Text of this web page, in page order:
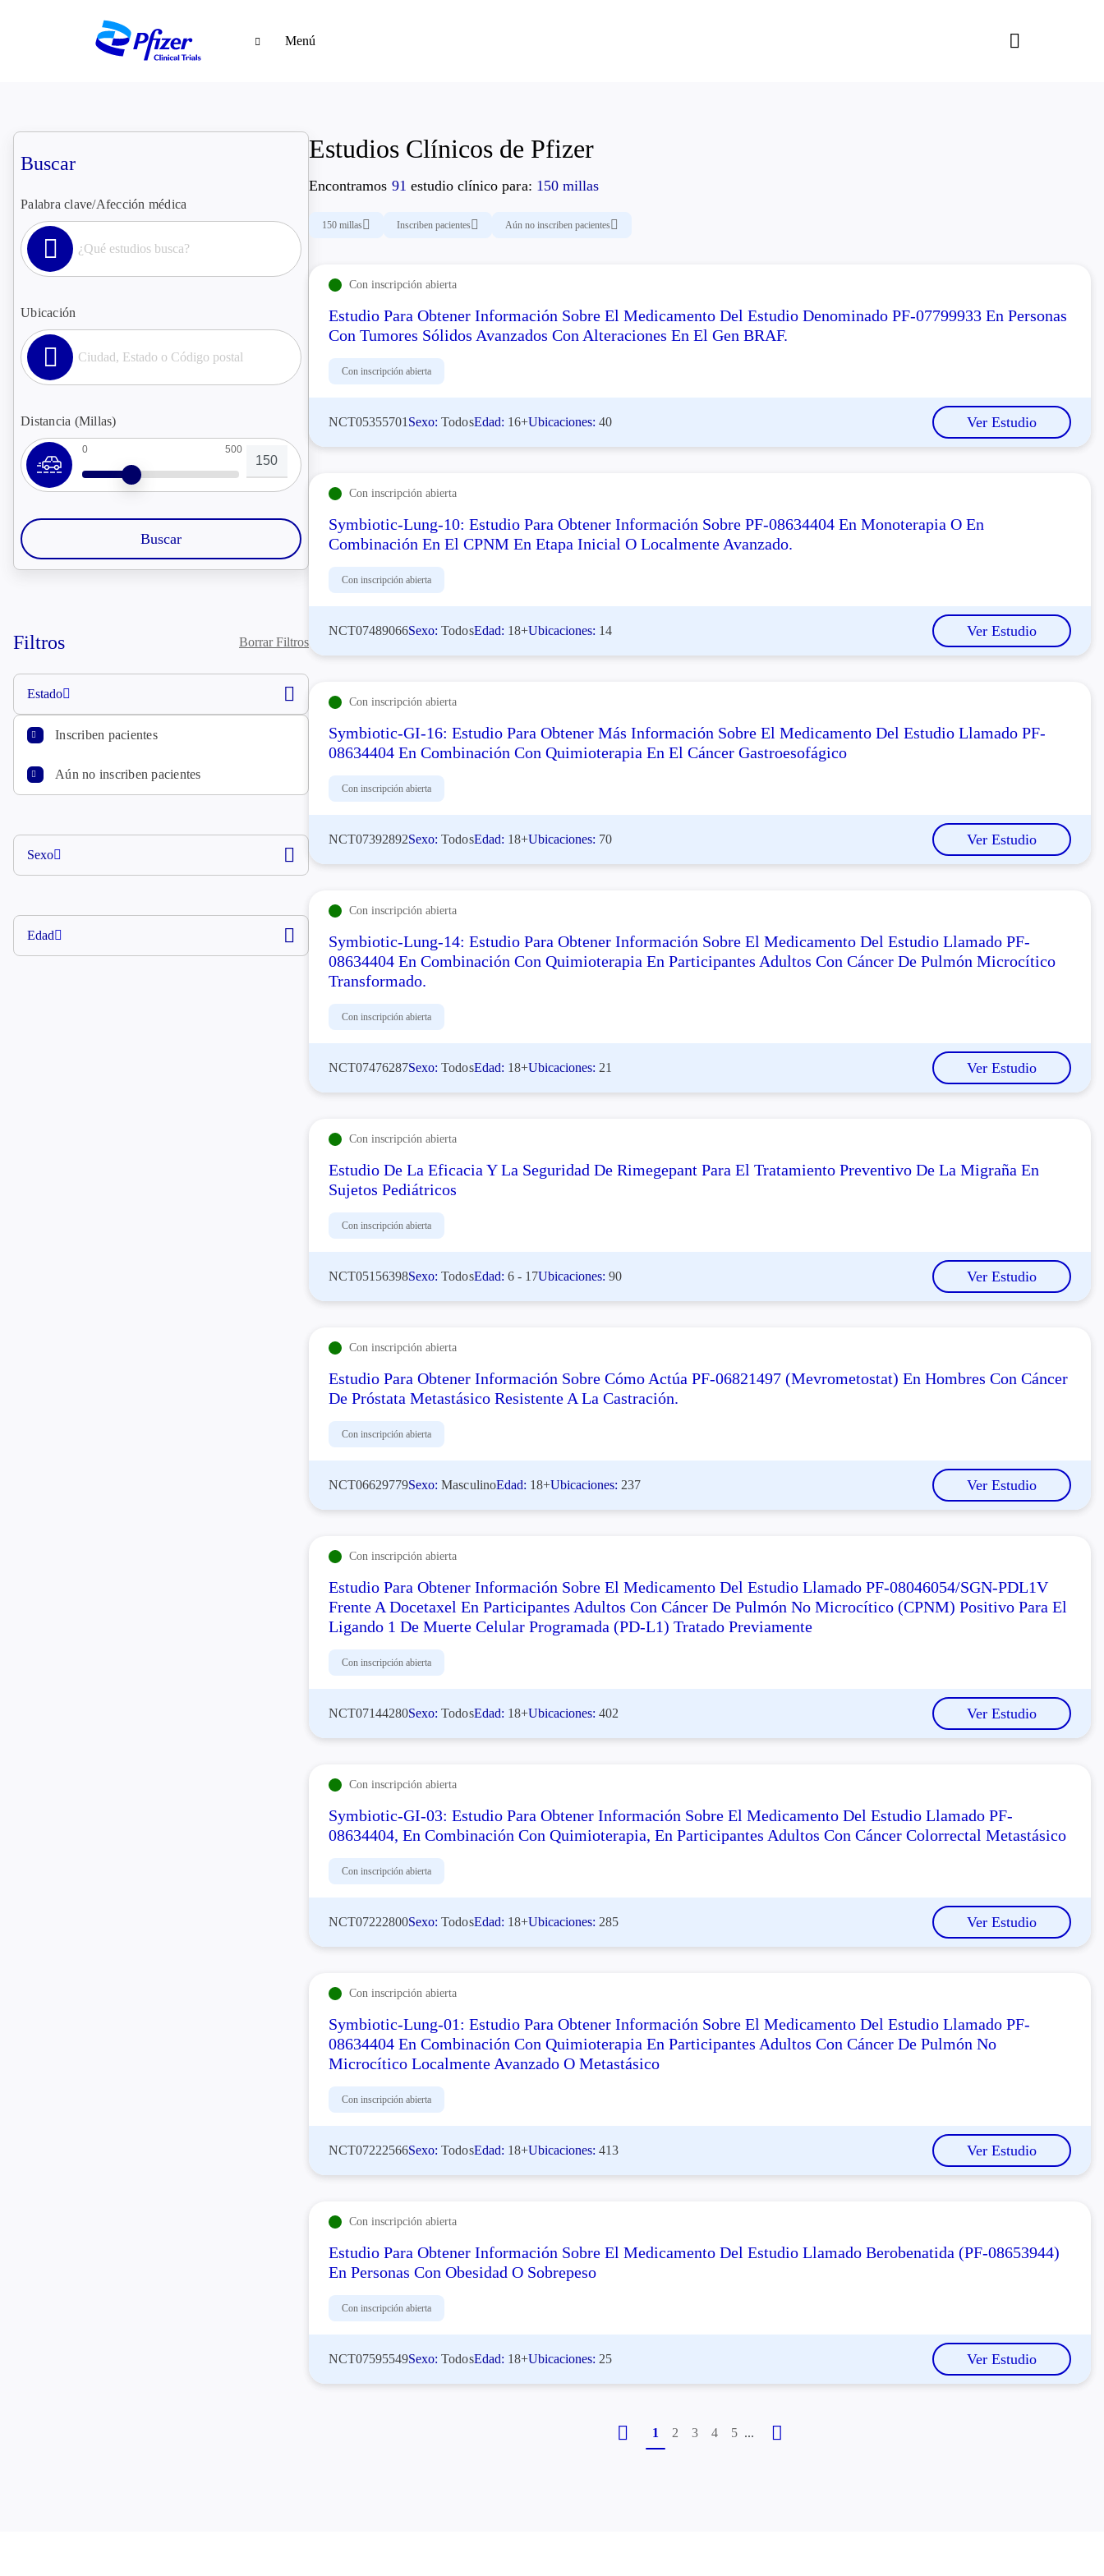
Menú
Buscar
Palabra clave/Afección médica
Ubicación
Distancia (Millas)
0 500
Filtros Borrar Filtros
Estado
Inscriben pacientes
Aún no inscriben pacientes
Sexo
Edad
Estudios Clínicos de Pfizer
Encontramos 91 estudio clínico para: 150 millas
150 millas Inscriben pacientes Aún no inscriben pacientes
Con inscripción abierta
Estudio Para Obtener Información Sobre El Medicamento Del Estudio Denominado PF-07799933 En Personas
Con Tumores Sólidos Avanzados Con Alteraciones En El Gen BRAF.
Con inscripción abierta
NCT05355701 Sexo:TodosEdad: 16+Ubicaciones:40 Ver Estudio
Con inscripción abierta
Symbiotic-Lung-10: Estudio Para Obtener Información Sobre PF-08634404 En Monoterapia O En
Combinación En El CPNM En Etapa Inicial O Localmente Avanzado.
Con inscripción abierta
NCT07489066Sexo:TodosEdad: 18+Ubicaciones: 14 Ver Estudio
Con inscripción abierta
Symbiotic-GI-16: Estudio Para Obtener Más Información Sobre El Medicamento Del Estudio Llamado PF-
08634404 En Combinación Con Quimioterapia En El Cáncer Gastroesofágico
Con inscripción abierta
NCT07392892Sexo:TodosEdad: 18+Ubicaciones: 70 Ver Estudio
Con inscripción abierta
Symbiotic-Lung-14: Estudio Para Obtener Información Sobre El Medicamento Del Estudio Llamado PF-
08634404 En Combinación Con Quimioterapia En Participantes Adultos Con Cáncer De Pulmón Microcítico
Transformado.
Con inscripción abierta
NCT07476287Sexo:TodosEdad: 18+Ubicaciones: 21 Ver Estudio
Con inscripción abierta
Estudio De La Eficacia Y La Seguridad De Rimegepant Para El Tratamiento Preventivo De La Migraña En
Sujetos Pediátricos
Con inscripción abierta
NCT05156398Sexo:TodosEdad: 6 - 17Ubicaciones:90 Ver Estudio
Con inscripción abierta
Estudio Para Obtener Información Sobre Cómo Actúa PF-06821497 (mevrometostat) En Hombres Con Cáncer
De Próstata Metastásico Resistente A La Castración.
Con inscripción abierta
NCT06629779Sexo:MasculinoEdad: 18+Ubicaciones: 237 Ver Estudio
Con inscripción abierta
Estudio Para Obtener Información Sobre El Medicamento Del Estudio Llamado PF-08046054/SGN-PDL1V
Frente A Docetaxel En Participantes Adultos Con Cáncer De Pulmón No Microcítico (CPNM) Positivo Para El
Ligando 1 De Muerte Celular Programada (PD-L1) Tratado Previamente
Con inscripción abierta
NCT07144280Sexo:TodosEdad: 18+Ubicaciones:402 Ver Estudio
Con inscripción abierta
Symbiotic-GI-03: Estudio Para Obtener Información Sobre El Medicamento Del Estudio Llamado PF-
08634404, En Combinación Con Quimioterapia, En Participantes Adultos Con Cáncer Colorrectal Metastásico
Con inscripción abierta
NCT07222800Sexo:TodosEdad: 18+Ubicaciones: 285 Ver Estudio
Con inscripción abierta
Symbiotic-Lung-01: Estudio Para Obtener Información Sobre El Medicamento Del Estudio Llamado PF-
08634404 En Combinación Con Quimioterapia En Participantes Adultos Con Cáncer De Pulmón No
Microcítico Localmente Avanzado O Metastásico
Con inscripción abierta
NCT07222566Sexo:TodosEdad: 18+Ubicaciones:413 Ver Estudio
Con inscripción abierta
Estudio Para Obtener Información Sobre El Medicamento Del Estudio Llamado Berobenatida (PF-08653944)
En Personas Con Obesidad O Sobrepeso
Con inscripción abierta
NCT07595549Sexo:TodosEdad: 18+Ubicaciones: 25 Ver Estudio
...